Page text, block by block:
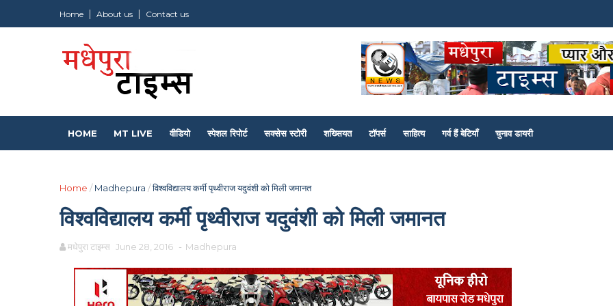
Home About us Contact us
HOME MT LIVE वीडियो स्पेशल रिपोर्ट सक्सेस स्टोरी शख्सियत टॉपर्स साहित्य गर्व हैं बेटियाँ चुनाव डायरी
Home / Madhepura /विश्वविद्यालय कर्मी पृथ्वीराज यदुवंशी को मिली जमानत
विश्वविद्यालय कर्मी पृथ्वीराज यदुवंशी को मिली जमानत
मधेपुरा टाइम्स June 28, 2016 - Madhepura